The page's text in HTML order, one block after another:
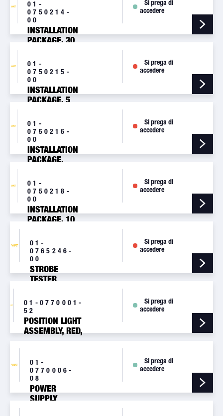
01-
0750214-
00
INSTALLATION
PACKAGE, 30
Si prega di
accedere
01-
0750215-
00
INSTALLATION
PACKAGE, 5
Si prega di
accedere
01-
0750216-
00
INSTALLATION
PACKAGE,
[HT]
Si prega di
accedere
01-
0750218-
00
INSTALLATION
PACKAGE, 10
Si prega di
accedere
01-
0765246-
00
STROBE
TESTER
Si prega di
accedere
01-0770001-
52
POSITION LIGHT
ASSEMBLY, RED,
OFFER**
Si prega di
accedere
01-
0770006-
08
POWER
SUPPLY
Si prega di
accedere